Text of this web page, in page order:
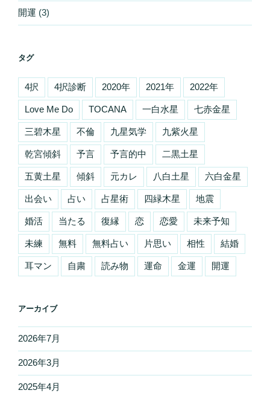
開運 (3)
タグ
4択 4択診断 2020年 2021年 2022年
Love Me Do TOCANA 一白水星 七赤金星
三碧木星 不倫 九星気学 九紫火星
乾宮傾斜 予言 予言的中 二黒土星
五黄土星 傾斜 元カレ 八白土星 六白金星
出会い 占い 占星術 四緑木星 地震
婚活 当たる 復縁 恋 恋愛 未来予知
未練 無料 無料占い 片思い 相性 結婚
耳マン 自粛 読み物 運命 金運 開運
アーカイブ
2026年7月
2026年3月
2025年4月